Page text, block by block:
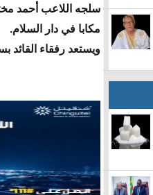
سلجه اللاعب أحمد
مكابا في دار السلام.
ويستعد رفقاء القائد